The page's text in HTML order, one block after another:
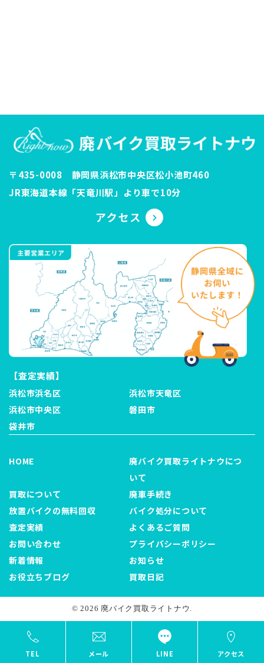
〒435-0008 静岡県浜松市中央区松小池町460
JR東海道本線「天竜川駅」より車で10分
【査定実績】
浜松市浜名区
浜松市天竜区
浜松市中央区
磐田市
袋井市
HOME
廃バイク買取ライトナウにつ
いて
買取について
廃車手続き
放置バイクの無料回収
バイク処分について
査定実績
よくあるご質問
お問い合わせ
プライバシーポリシー
新着情報
お知らせ
お役立ちブログ
買取日記
© 2026 廃バイク買取ライトナウ.
TEL メール LINE アクセス